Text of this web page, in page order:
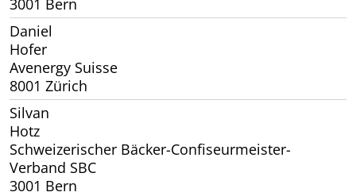
Daniel
Hofer
Avenergy Suisse
8001 Zürich
Silvan
Hotz
Schweizerischer Bäcker-Confiseurmeister-
Verband SBC
3001 Bern